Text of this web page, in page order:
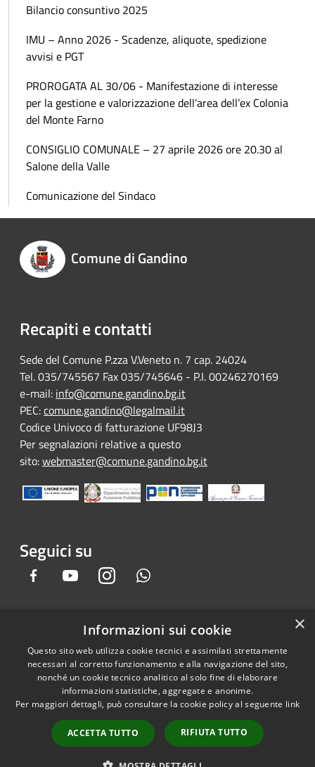
Bilancio consuntivo 2025
IMU – Anno 2026 - Scadenze, aliquote, spedizione
avvisi e PGT
PROROGATA AL 30/06 - Manifestazione di interesse
per la gestione e valorizzazione dell’area dell’ex Colonia
del Monte Farno
CONSIGLIO COMUNALE – 27 aprile 2026 ore 20.30 al
Salone della Valle
Comunicazione del Sindaco
Comune di Gandino
Recapiti e contatti
Sede del Comune P.zza V.Veneto n. 7 cap. 24024
Tel. 035/745567 Fax 035/745646 - P.I. 00246270169
e-mail: info@comune.gandino.bg.it
PEC:comune.gandino@legalmail.it
Codice Univoco di fatturazione UF98J3
Per segnalazioni relative a questo
sito:webmaster@comune.gandino.bg.it
Seguici su
Facebook YoutubeInstagram
Accessibilità
Privacy
Mappa del sito
Dichiarazione e Feedback
Gandino • Powered by
Municipium•Accesso
redazione
×
Informazioni sui cookie
Questo sito web utilizza cookie tecnici e assimilati strettamente
necessari al corretto funzionamento e alla navigazione del sito,
nonché un cookie tecnico analitico al solo fine di elaborare
informazioni statistiche, aggregate e anonime.
Per maggiori dettagli, può consultare la cookie policy al seguente link
ACCETTA TUTTO RIFIUTA TUTTO